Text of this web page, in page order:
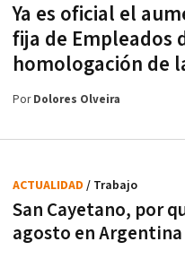
Ya es oficial el
fija de Empleados
homologación de
PorDolores Olveira
San Cayetano, por
agosto en Argentina
ACTUALIDAD / Trabajo